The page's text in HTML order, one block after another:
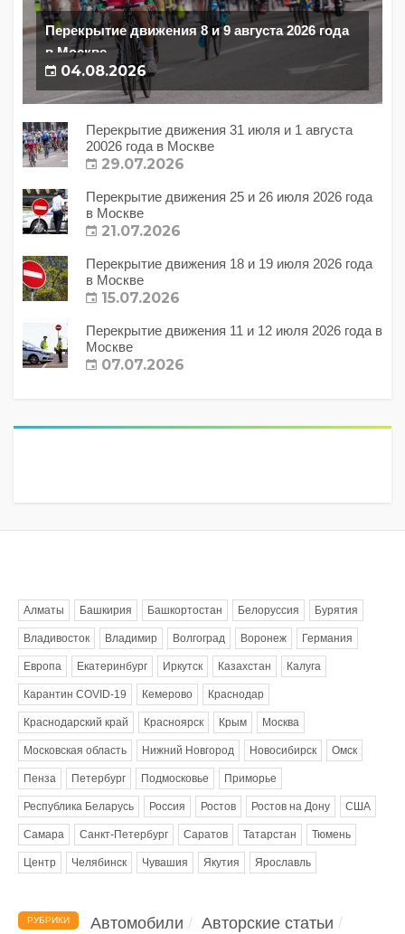
Перекрытие движения 8 и 9 августа 2026 года
в Москве
04.08.2026
Перекрытие движения 31 июля и 1 августа
20026 года в Москве
29.07.2026
Перекрытие движения 25 и 26 июля 2026 года
в Москве
21.07.2026
Перекрытие движения 18 и 19 июля 2026 года
в Москве
15.07.2026
Перекрытие движения 11 и 12 июля 2026 года в
Москве
07.07.2026
Алматы Башкирия Башкортостан Белоруссия Бурятия
Владивосток Владимир Волгоград Воронеж Германия
Европа Екатеринбург Иркутск Казахстан Калуга
Карантин COVID-19 Кемерово Краснодар
Краснодарский край Красноярск Крым Москва
Московская область Нижний Новгород Новосибирск Омск
Пенза Петербург Подмосковье Приморье
Республика Беларусь Россия Ростов Ростов на Дону США
Самара Санкт-Петербург Саратов Татарстан Тюмень
Центр Челябинск Чувашия Якутия Ярославль
РУБРИКИ Автомобили
Авторские статьи